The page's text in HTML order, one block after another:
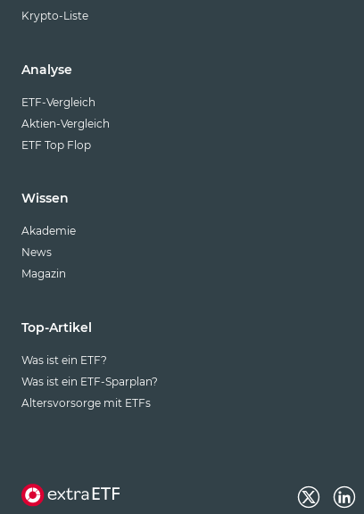
Krypto-Liste
Analyse
ETF-Vergleich
Aktien-Vergleich
ETF Top Flop
Wissen
Akademie
News
Magazin
Top-Artikel
Was ist ein ETF?
Was ist ein ETF-Sparplan?
Altersvorsorge mit ETFs